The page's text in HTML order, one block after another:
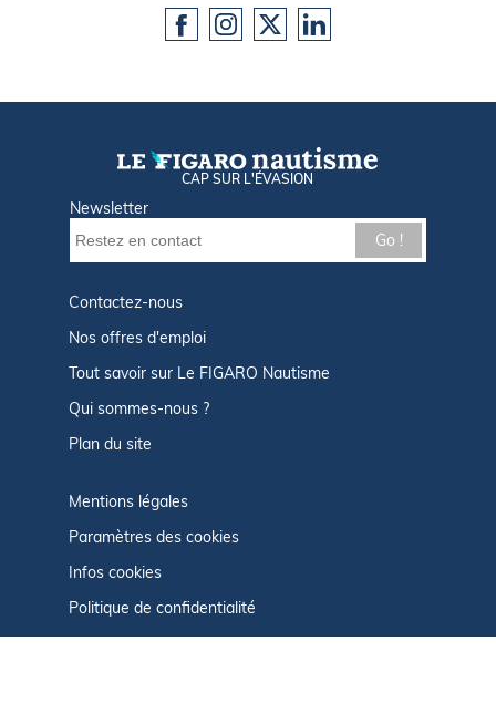
CAP SUR L'ÉVASION
Newsletter
Go !
Contactez-nous
Nos offres d'emploi
Tout savoir sur Le FIGARO Nautisme
Qui sommes-nous ?
Plan du site
Mentions légales
Paramètres des cookies
Infos cookies
Politique de confidentialité
CGU